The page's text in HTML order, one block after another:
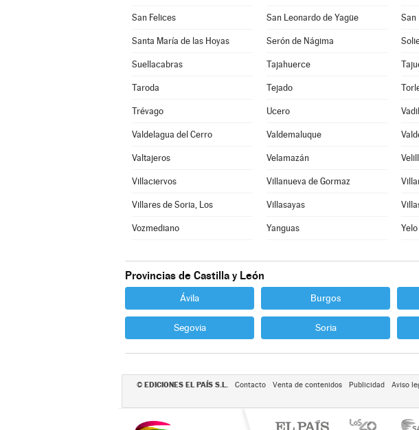
San Felices San Leonardo de Yagüe San
Santa María de las Hoyas Serón de Nágima
Suellacabras Tajahuerce
Taroda Tejado
Trévago Ucero
Valdelagua del Cerro Valdemaluque
Valtajeros Velamazán
Villaciervos Villanueva de Gormaz
Villares de Soria, Los Villasayas
Vozmediano Yanguas Yelo
Provincias de Castilla y León
Ávila Burgos
Segovia Soria
© EDICIONES EL PAÍS S.L. Contacto Venta de contenidos Publicidad Aviso